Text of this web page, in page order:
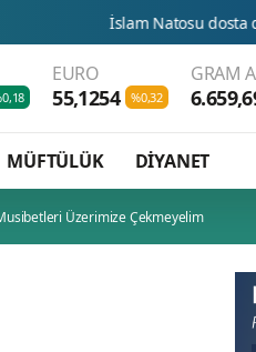
İslam Natosu dosta güven
EURO
55,1254 %0,32
GRAM
MÜFTÜLÜK DİYANET
Musibetleri Üzerimize Çekmeyelim